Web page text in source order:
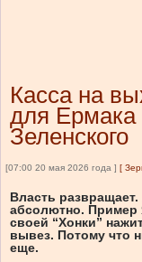
Касса на
для Ермака
Зеленского
[07:00 20 мая 2026 года ] [
Власть
абсолютно. Пример
своей “Хонки”
вывез. Потому что
еще.